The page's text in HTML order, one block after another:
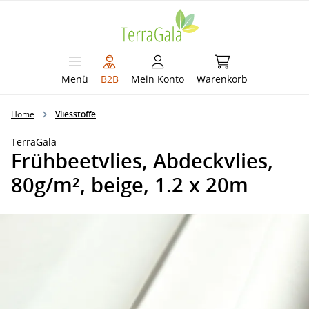
Menü B2B Mein Konto Warenkorb
Warenkorb
Home Vliesstoffe
TerraGala
Frühbeetvlies, Abdeckvlies,
80g/m², beige, 1.2 x 20m